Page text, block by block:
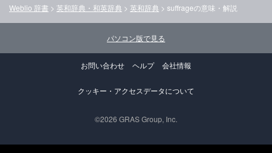
Weblio 辞書 > 英和辞典・和英辞典 > 英和辞典 > suffrageの意味・解説
パソコン版で見る
お問い合わせ ヘルプ 会社情報
クッキー・アクセスデータについて
©2026 GRAS Group, Inc.